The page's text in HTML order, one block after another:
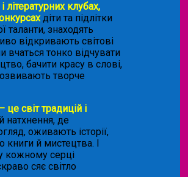
клубах,
діти та підлітки
таланти, знаходять
відкривають світові
вчаться тонко відчувати
бачити красу в слові,
творче
це світ традицій і
натхнення, де
оживають історії,
й мистецтва. І
кожному серці
сяє світло